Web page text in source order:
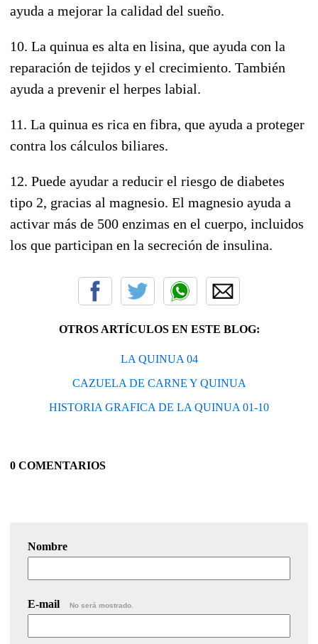
ayuda a mejorar la calidad del sueño.
10. La quinua es alta en lisina, que ayuda con la
reparación de tejidos y el crecimiento. También
ayuda a prevenir el herpes labial.
11. La quinua es rica en fibra, que ayuda a proteger
contra los cálculos biliares.
12. Puede ayudar a reducir el riesgo de diabetes
tipo 2, gracias al magnesio. El magnesio ayuda a
activar más de 500 enzimas en el cuerpo, incluidos
los que participan en la secreción de insulina.
OTROS ARTÍCULOS EN ESTE BLOG:
LA QUINUA 04
CAZUELA DE CARNE Y QUINUA
HISTORIA GRAFICA DE LA QUINUA 01-10
0 COMENTARIOS
Nombre
E-mail No será mostrado.